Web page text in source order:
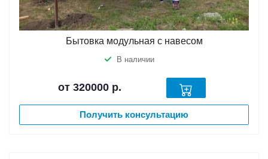
Бытовка модульная с навесом
В наличии
от 320000 р.
Получить консультацию